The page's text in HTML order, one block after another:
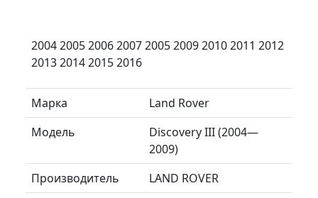
2004 2005 2006 2007 2005 2009 2010 2011 2012
2013 2014 2015 2016
Марка
Land Rover
Модель
Discovery III (2004—
2009)
Производитель
LAND ROVER